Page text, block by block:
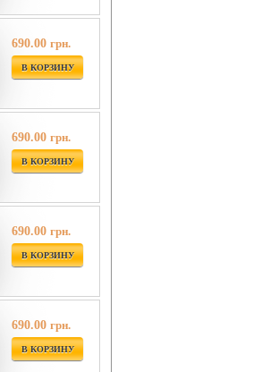
690.00 грн.
В КОРЗИНУ
690.00 грн.
В КОРЗИНУ
690.00 грн.
В КОРЗИНУ
690.00 грн.
В КОРЗИНУ